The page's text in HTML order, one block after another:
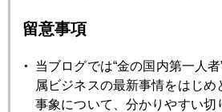
2008年01月25日
2008年01月24日
留意事項
当ブログでは“金の国内第一人
属ビジネスの最新事情をはじめ
事象について、分かりやすい切